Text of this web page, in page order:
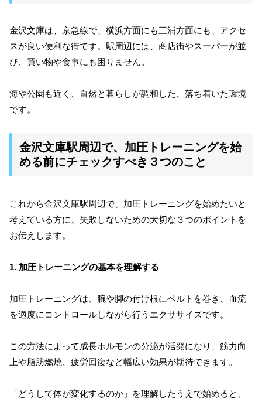
金沢文庫は、京急線で、横浜方面にも三浦方面にも、アクセ
スが良い便利な街です。駅周辺には、商店街やスーパーが並
び、買い物や食事にも困りません。
海や公園も近く、自然と暮らしが調和した、落ち着いた環境
です。
金沢文庫駅周辺で、加圧トレーニングを始
める前にチェックすべき３つのこと
これから金沢文庫駅周辺で、加圧トレーニングを始めたいと
考えている方に、失敗しないための大切な３つのポイントを
お伝えします。
1. 加圧トレーニングの基本を理解する
加圧トレーニングは、腕や脚の付け根にベルトを巻き、血流
を適度にコントロールしながら行うエクササイズです。
この方法によって成長ホルモンの分泌が活発になり、筋力向
上や脂肪燃焼、疲労回復など幅広い効果が期待できます。
「どうして体が変化するのか」を理解したうえで始めると、